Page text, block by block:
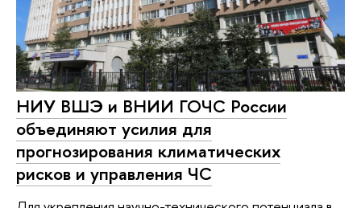
НИУ ВШЭ и ВНИИ ГОЧС России
объединяют усилия для
прогнозирования климатических
рисков и управления ЧС